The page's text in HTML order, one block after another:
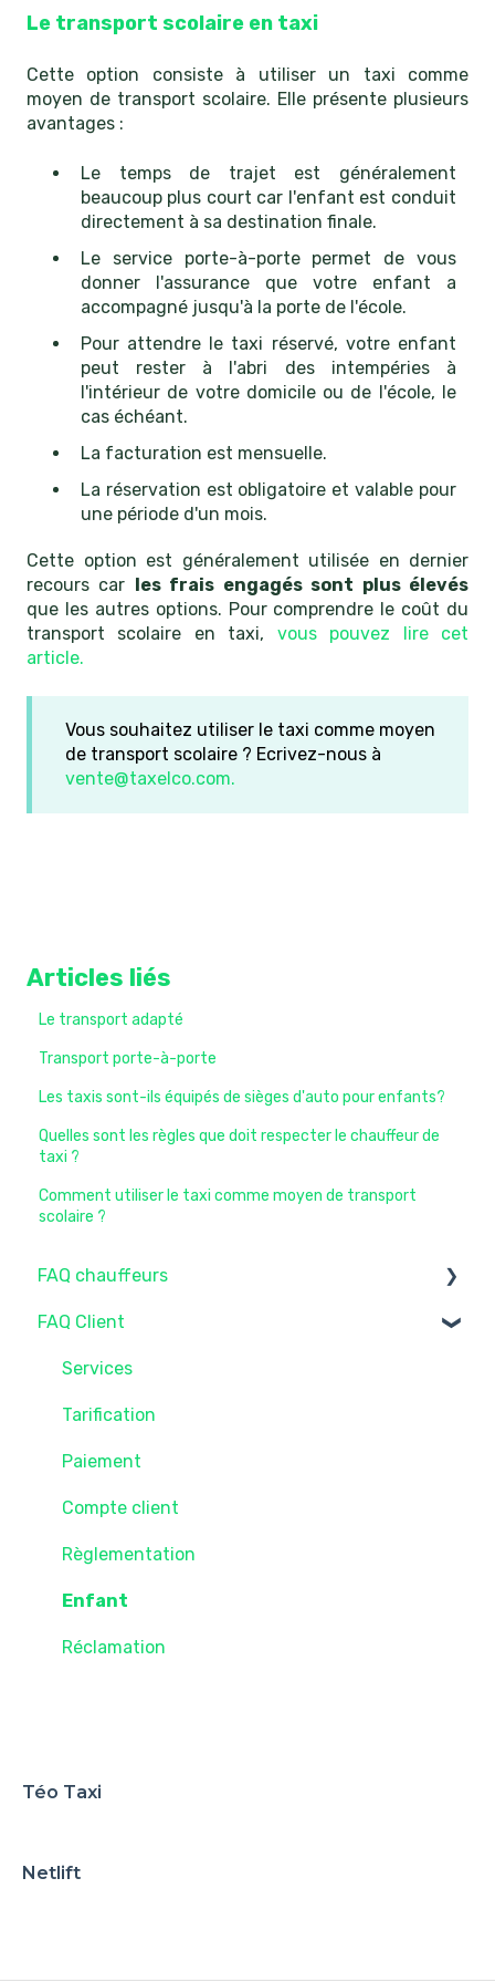
Le transport scolaire en taxi
Cette option consiste à utiliser un taxi comme
moyen de transport scolaire. Elle présente plusieurs
avantages :
Le temps de trajet est généralement
beaucoup plus court car l'enfant est conduit
directement à sa destination finale.
Le service porte-à-porte permet de vous
donner l'assurance que votre enfant a
accompagné jusqu'à la porte de l'école.
Pour attendre le taxi réservé, votre enfant
peut rester à l'abri des intempéries à
l'intérieur de votre domicile ou de l'école, le
cas échéant.
La facturation est mensuelle.
La réservation est obligatoire et valable pour
une période d'un mois.
Cette option est généralement utilisée en dernier
recours car
les frais engagés sont plus élevés
que les autres options. Pour comprendre le coût du
transport scolaire en taxi, vous pouvez lire cet
article.
Vous souhaitez utiliser le taxi comme moyen
de transport scolaire ? Ecrivez-nous à
vente@taxelco.com.
Articles liés
Le transport adapté
Transport porte-à-porte
Les taxis sont-ils équipés de sièges d'auto pour enfants?
Quelles sont les règles que doit respecter le chauffeur de
taxi ?
Comment utiliser le taxi comme moyen de transport
scolaire ?
FAQ chauffeurs
Devenir chauffeur
Formation des chauffeurs
Outils et Technologies Taxelco
Le SEV de Taxelco
Paiements et facturation
Aéroport
Administratif
Règlements et politiques
FAQ Client
Services
Tarification
Paiement
Compte client
Règlementation
Enfant
Réclamation
Téo Taxi
Netlift